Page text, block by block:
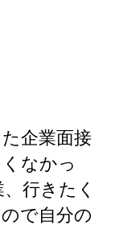
企業面接
なかっ
行きたく
で自分の